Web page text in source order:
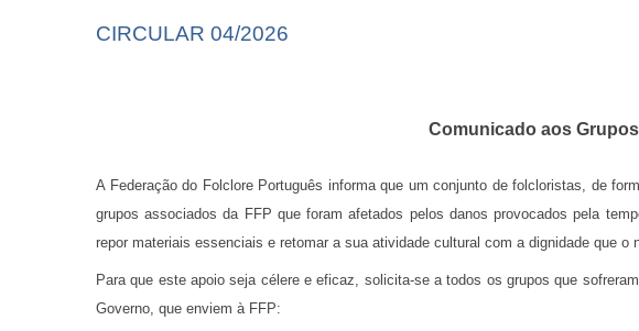
CIRCULAR 04/2026
Comunicado aos
A Federação do Folclore Português informa que um conjunto de folcloristas, de
grupos associados da FFP que foram afetados pelos danos provocados pela
repor materiais essenciais e retomar a sua atividade cultural com a dignidade que o
Para que este apoio seja célere e eficaz, solicita‑se a todos os grupos que
Governo, que enviem à FFP: